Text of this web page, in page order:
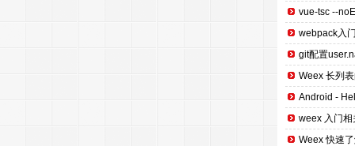
vue-tsc --
webpack入
git配置
Weex 长列
Android -
weex 入门
Weex 快速